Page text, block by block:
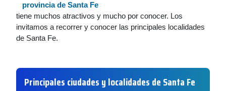
provincia de Santa Fe
tiene muchos atractivos y mucho por conocer. Los
invitamos a recorrer y conocer las principales localidades
de Santa Fe.
Principales ciudades y localidades de Santa Fe